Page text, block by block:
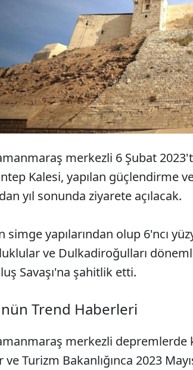
gören
merkezli 6 Şubat
Kalesi, yapılan güçlendirme
yıl sonunda ziyarete açılacak.
simge yapılarından olup 6'ncı
ve Dulkadiroğulları
Savaşı'na şahitlik etti.
Trend Haberleri
merkezli depremlerde
ve Turizm Bakanlığınca 2023